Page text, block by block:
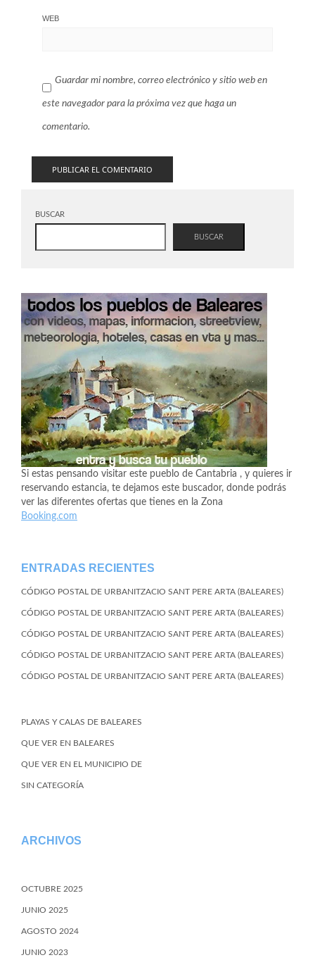
WEB
Guardar mi nombre, correo electrónico y sitio web en
este navegador para la próxima vez que haga un
comentario.
BUSCAR
BUSCAR
Si estas pensando visitar este pueblo de Cantabria , y quieres ir
reservando estancia, te dejamos este buscador, donde podrás
ver las diferentes ofertas que tienes en la Zona
Booking.com
ENTRADAS RECIENTES
CÓDIGO POSTAL DE URBANITZACIO SANT PERE ARTA (BALEARES)
CÓDIGO POSTAL DE URBANITZACIO SANT PERE ARTA (BALEARES)
CÓDIGO POSTAL DE URBANITZACIO SANT PERE ARTA (BALEARES)
CÓDIGO POSTAL DE URBANITZACIO SANT PERE ARTA (BALEARES)
CÓDIGO POSTAL DE URBANITZACIO SANT PERE ARTA (BALEARES)
PLAYAS Y CALAS DE BALEARES
QUE VER EN BALEARES
QUE VER EN EL MUNICIPIO DE
SIN CATEGORÍA
ARCHIVOS
OCTUBRE 2025
JUNIO 2025
AGOSTO 2024
JUNIO 2023